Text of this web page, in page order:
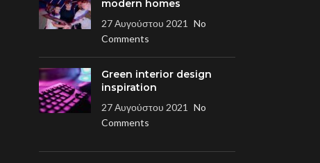
modern homes
27 Αυγούστου 2021
No
Comments
Green interior design
inspiration
27 Αυγούστου 2021
No
Comments